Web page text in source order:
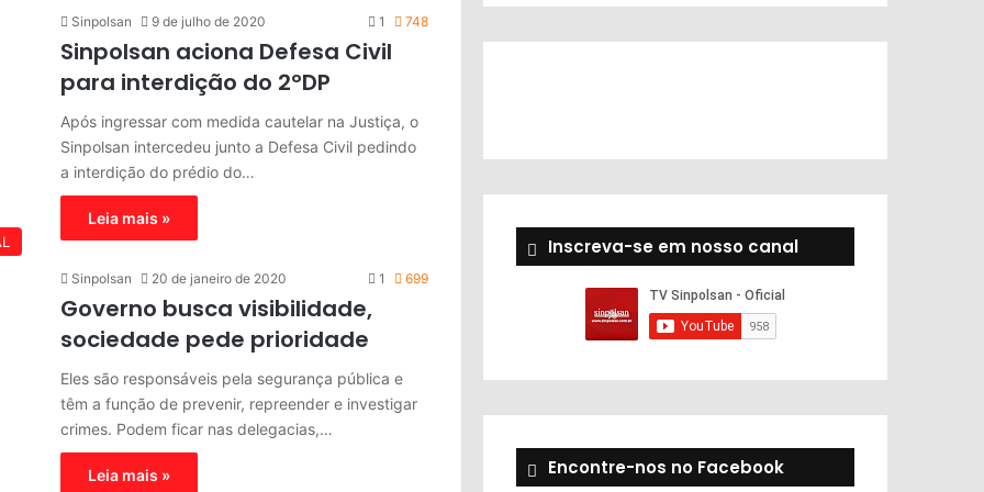
Sinpolsan 9 de julho de 2020 1 748
Sinpolsan aciona Defesa Civil
para interdição do 2ºDP
Após ingressar com medida cautelar na Justiça, o
Sinpolsan intercedeu junto a Defesa Civil pedindo
a interdição do prédio do…
Leia mais »
Sinpolsan 20 de janeiro de 2020 1 699
Governo busca visibilidade,
sociedade pede prioridade
Eles são responsáveis pela segurança pública e
têm a função de prevenir, repreender e investigar
crimes. Podem ficar nas delegacias,…
Leia mais »
Inscreva-se em nosso canal
Encontre-nos no Facebook